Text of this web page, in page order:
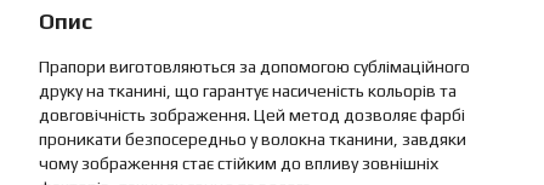
Опис
Прапори виготовляються за допомогою сублімаційного
друку на тканині, що гарантує насиченість кольорів та
довговічність зображення. Цей метод дозволяє фарбі
проникати безпосередньо у волокна тканини, завдяки
чому зображення стає стійким до впливу зовнішніх